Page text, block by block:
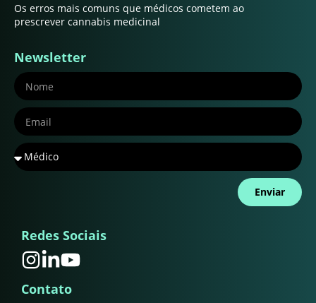
Os erros mais comuns que médicos cometem ao
prescrever cannabis medicinal
Newsletter
Enviar
Redes Sociais
Contato